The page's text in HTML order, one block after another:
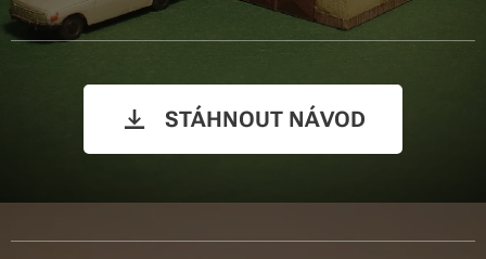
STÁHNOUT NÁVOD